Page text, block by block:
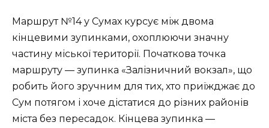
Маршрут №14 у Сумах курсує між двома
кінцевими зупинками, охоплюючи значну
частину міської території. Початкова точка
маршруту — зупинка «Залізничний вокзал», що
робить його зручним для тих, хто приїжджає до
Сум потягом і хоче дістатися до різних районів
міста без пересадок. Кінцева зупинка —